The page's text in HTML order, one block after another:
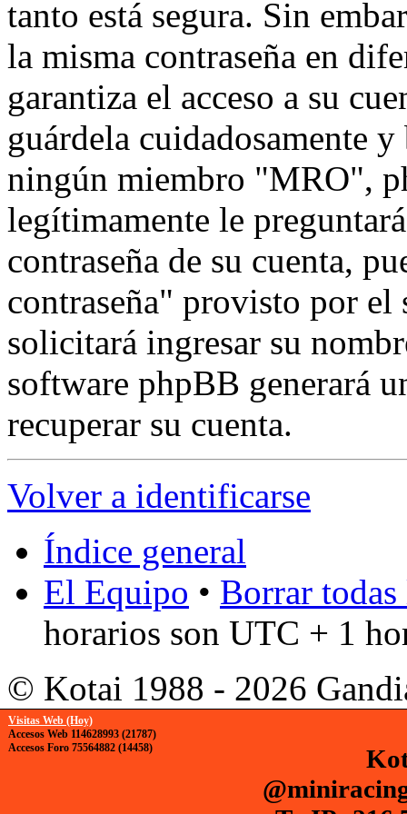
tanto está segura. Sin
la misma contraseña en
garantiza el acceso a su
guárdela cuidadosamente
ningún miembro "MRO",
legítimamente le
contraseña de su cuenta,
contraseña" provisto por
solicitará ingresar su
software phpBB generará
recuperar su cuenta.
Volver a identificarse
Índice general
El Equipo • Borrar
horarios son UTC + 1
© Kotai 1988 - 2026
Visitas Web (Hoy)
Accesos Web 114628993 (21787)
Accesos Foro 75564882 (14458)